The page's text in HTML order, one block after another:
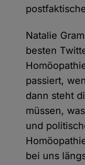
Natalie
besten
passiert,
dann steht
müssen,
und
bei uns